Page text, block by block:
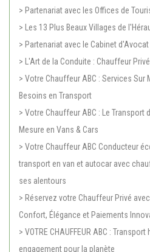
> Partenariat avec les Offices de
> Les 13 Plus Beaux Villages de
> Partenariat avec le Cabinet
> L'Art de la Conduite : Chauffeur
> Votre Chauffeur ABC : Services Sur
Besoins en Transport
> Votre Chauffeur ABC : Le Transport
Mesure en Vans & Cars
> Votre Chauffeur ABC Conducteur
transport en van et autocar avec
ses alentours
> Réservez votre Chauffeur Privé avec
Confort, Élégance et Paiements
> VOTRE CHAUFFEUR ABC :
engagement pour la planète